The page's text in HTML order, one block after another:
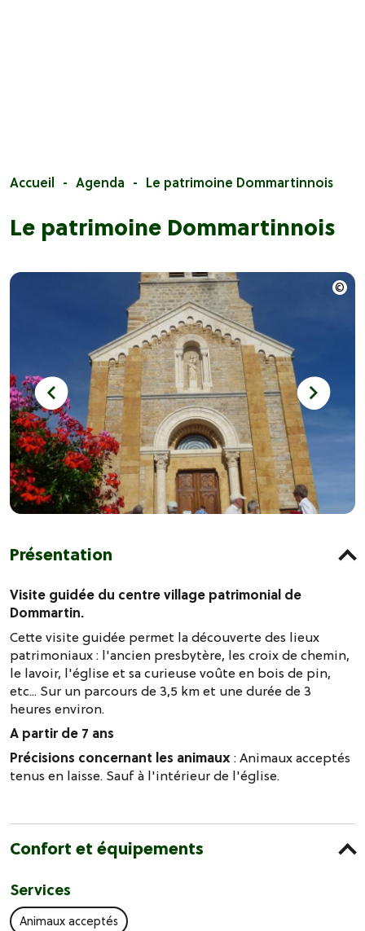
Accueil Agenda Le patrimoine Dommartinnois
Le patrimoine Dommartinnois
Présentation
Visite guidée du centre village patrimonial de
Dommartin.
Cette visite guidée permet la découverte des lieux
patrimoniaux : l'ancien presbytère, les croix de chemin,
le lavoir, l'église et sa curieuse voûte en bois de pin,
etc... Sur un parcours de 3,5 km et une durée de 3
heures environ.
A partir de 7 ans
Précisions concernant les animaux: Animaux acceptés
tenus en laisse. Sauf à l'intérieur de l'église.
Confort et équipements
Services
Animaux acceptés